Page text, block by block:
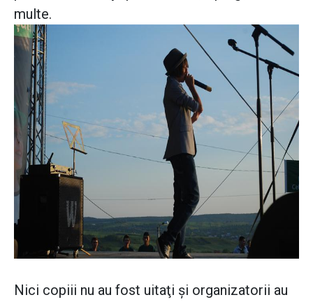
multe.
Nici copiii nu au fost uitaţi şi organizatorii au